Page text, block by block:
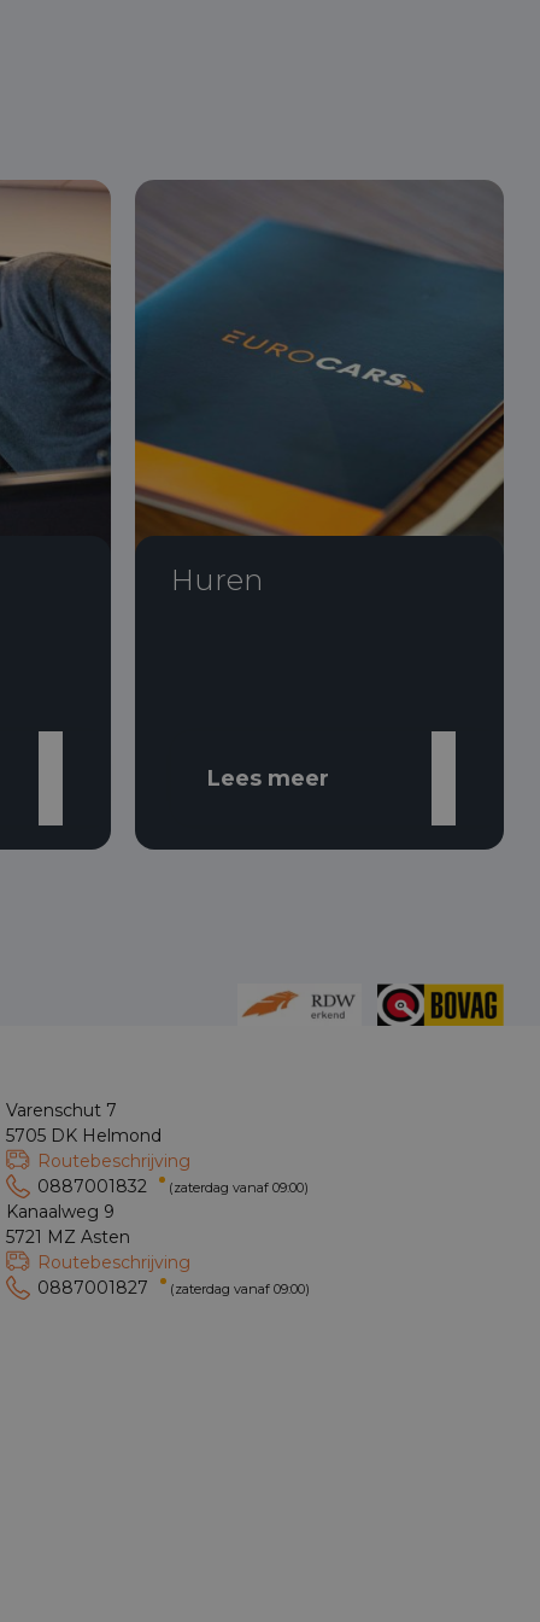
Huren
Lees meer
Varenschut 7
5705 DK Helmond
Routebeschrijving
0887001832
(zaterdag vanaf 09:00)
Kanaalweg 9
5721 MZ Asten
Routebeschrijving
0887001827
(zaterdag vanaf 09:00)